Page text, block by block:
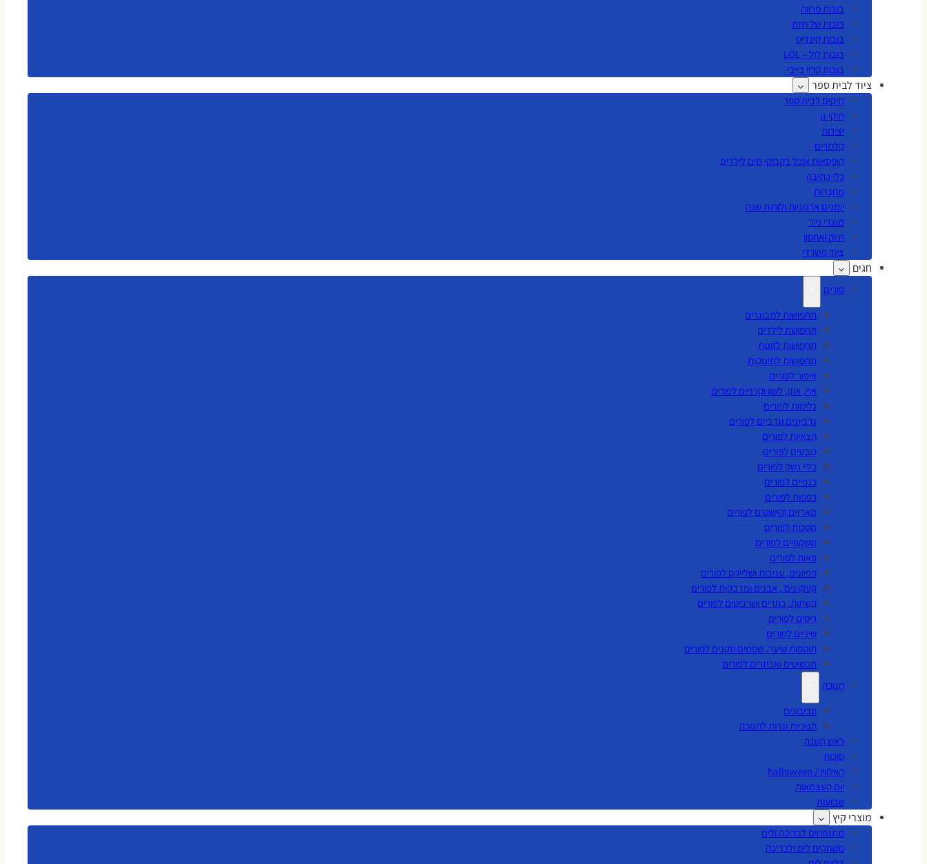
בובות פרווה
בובות של חיות
בובות קינדיס
בובות לול – LOL
בובות קריי בייבי
ציוד לבית ספר
תיקים לבית ספר
תיקי גן
יצירות
קלמרים
קופסאות אוכל בקבוקי מים לילדים
כלי כתיבה
מחברות
יומנים ארגוניות ולוחות שנה
מוצרי נייר
תיוק ואחסון
ציוד משרדי
חגים
פורים
תחפושות למבוגרים
תחפושת לילדים
תחפושות לזוגות
תחפושות לתינוקות
איפור לפורים
אף, אוזן, לשון וקרניים לפורים
גלימות לפורים
גרביונים וגרביים לפורים
חצאיות לפורים
כובעים לפורים
כליי נשק לפורים
כנפיים לפורים
כפפות לפורים
מארזים וקישוטים לפורים
מסכות לפורים
משקפיים לפורים
פאות לפורים
פפיונים, עניבות ושלייקס לפורים
קעקועים , אבנים ומדבקות לפורים
קשתות, כתרים ושרביטים לפורים
ריסים לפורים
שיניים לפורים
תוספות שיער, שפמים וזקנים לפורים
תכשיטים ואביזרים לפורים
חנוכה
סביבונים
חנוכיות ונרות לחנוכה
ראש השנה
סוכות
האלווין / halloween
יום העצמאות
שבועות
מוצרי קיץ
מתנפחים לבריכה ולים
משחקים לים ולבריכה